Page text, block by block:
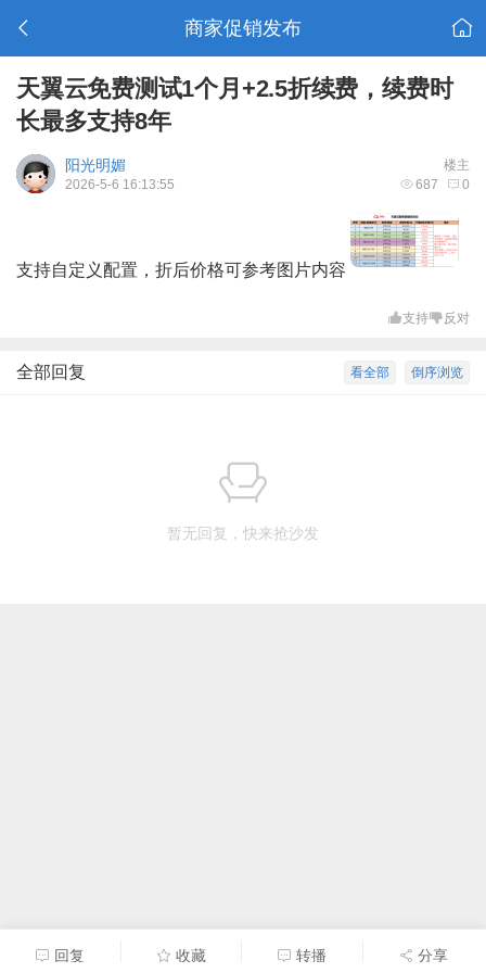
商家促销发布
天翼云免费测试1个月+2.5折续费，续费时
长最多支持8年
楼主
阳光明媚
687 0
2026-5-6 16:13:55
支持自定义配置，折后价格可参考图片内容
支持 反对
倒序浏览
看全部
全部回复
暂无回复，快来抢沙发
回复 收藏 转播 分享